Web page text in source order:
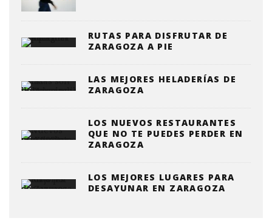
RUTAS PARA DISFRUTAR DE
ZARAGOZA A PIE
LAS MEJORES HELADERÍAS DE
ZARAGOZA
LOS NUEVOS RESTAURANTES
QUE NO TE PUEDES PERDER EN
ZARAGOZA
LOS MEJORES LUGARES PARA
DESAYUNAR EN ZARAGOZA